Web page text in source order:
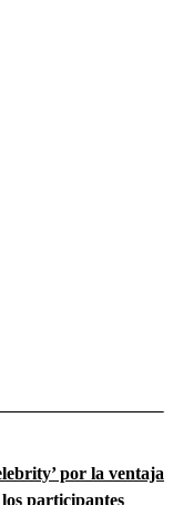
por la ventaja
participantes